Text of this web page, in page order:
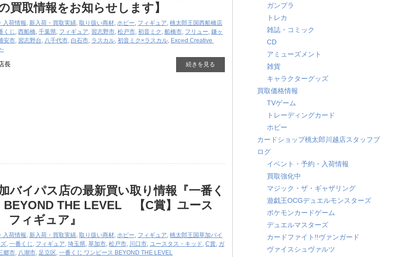
買取情報をお知らせします】
入荷情報 新入荷・買取実績 取り扱い商材 ホビー フィギュア 桃太郎王国西船橋店
くじ 西船橋 千葉県 フィギュア 習志野市 松戸市 初音ミク 船橋市 フリュー 鎌ヶ
安市 習志野台 八千代市 白石市 ラスカル 初音ミク×ラスカル Exc∞d ​Creative ​
-
長 続きを見る
バイパス店の最新買い取り情報『一番く
BEYOND THE LEVEL 【C賞】ユース
ィギュア』
入荷情報, 新入荷・買取実績, 取り扱い商材, ホビー, フィギュア, 桃太郎王国草加バイ
, 一番くじ , フィギュア, 埼玉県, 草加市, 松戸市, 川口市, ユースタス・キッド, C賞, ガ
郷市, 八潮市, 足立区, 一番くじ ワンピース BEYOND THE LEVEL
ガンプラ
トレカ
雑誌・コミック
CD
アミューズメント
雑貨
キャラクターグッズ
買取価格情報
TVゲーム
トレーディングカード
ホビー
カードショップ桃太郎川越店スタッフブ
ログ
イベント・予約・入荷情報
買取強化中
マジック・ザ・ギャザリング
遊戯王OCGデュエルモンスターズ
ポケモンカードゲーム
デュエルマスターズ
カードファイト!!ヴァンガード
ヴァイスシュヴァルツ